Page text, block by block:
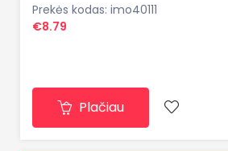
Prekės kodas: imo40111
€8.79
Plačiau